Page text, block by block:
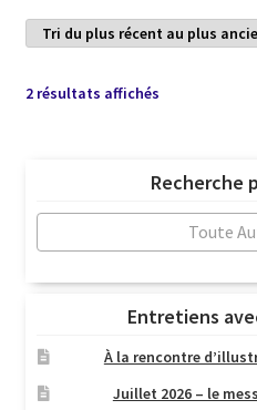
2 résultats affichésTrié
au
plus
ancien
Recherche
Toute
Entretiens
À la rencontre
Juillet 2026 – le